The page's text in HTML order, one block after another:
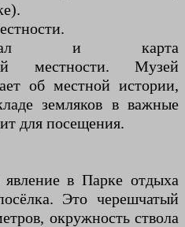
зал и карта
местности. Музей
об местной истории,
земляков в важные
для посещения.
в Парке отдыха
Это черешчатый
окружность ствола